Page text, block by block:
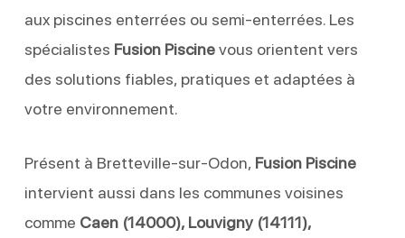
aux piscines enterrées ou semi-enterrées. Les
spécialistes Fusion Piscinevous orientent vers
des solutions fiables, pratiques et adaptées à
votre environnement.
Présent à Bretteville-sur-Odon, Fusion Piscine
intervient aussi dans les communes voisines
comme Caen (14000), Louvigny (14111),